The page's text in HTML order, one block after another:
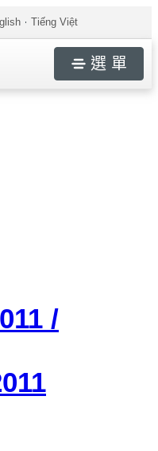
Tiếng Việt
選 單
/